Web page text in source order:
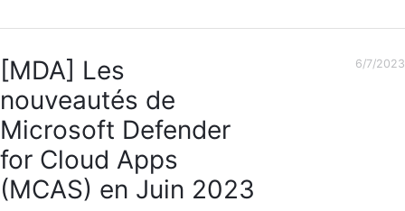
[MDA] Les
nouveautés de
Microsoft Defender
for Cloud Apps
(MCAS) en Juin 2023
6/7/2023